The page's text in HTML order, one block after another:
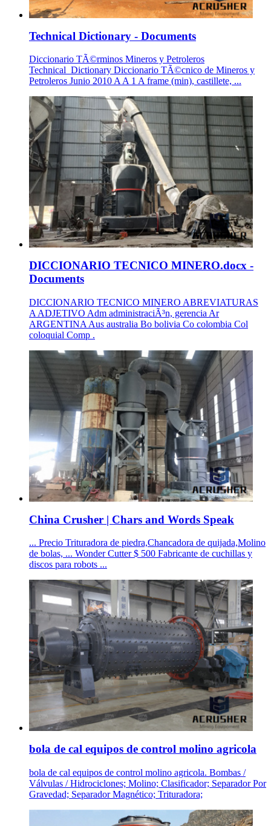
Technical Dictionary - Documents
Diccionario TÃ©rminos Mineros y Petroleros
Technical_Dictionary Diccionario TÃ©cnico de Mineros y
Petroleros Junio 2010 A A 1 A frame (min), castillete, ...
DICCIONARIO TECNICO MINERO.docx -
Documents
DICCIONARIO TECNICO MINERO ABREVIATURAS
A ADJETIVO Adm administraciÃ³n, gerencia Ar
ARGENTINA Aus australia Bo bolivia Co colombia Col
coloquial Comp .
China Crusher | Chars and Words Speak
... Precio Trituradora de piedra,Chancadora de quijada,Molino
de bolas, ... Wonder Cutter $ 500 Fabricante de cuchillas y
discos para robots ...
bola de cal equipos de control molino agricola
bola de cal equipos de control molino agricola. Bombas /
Válvulas / Hidrociclones; Molino; Clasificador; Separador Por
Gravedad; Separador Magnético; Trituradora;